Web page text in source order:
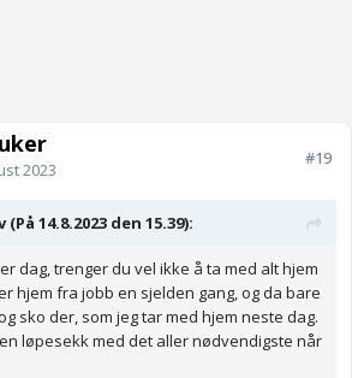
2023
#19
14.8.2023 den 15.39):
dag, trenger du vel ikke å ta med alt hjem
hjem fra jobb en sjelden gang, og da bare
sko der, som jeg tar med hjem neste dag.
løpesekk med det aller nødvendigste når